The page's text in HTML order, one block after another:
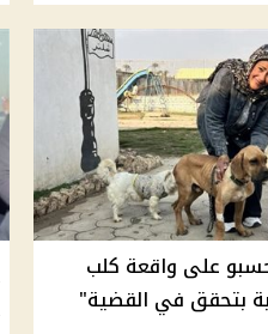
على واقعة كلب
بتحقق في القضية"